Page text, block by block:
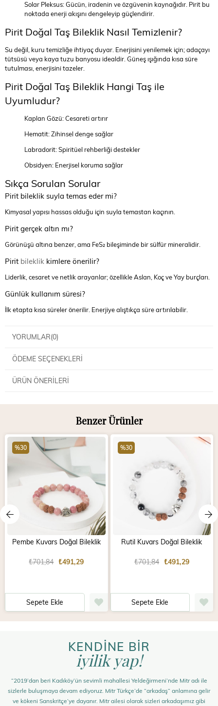
Solar Pleksus: Gücün, iradenin ve özgüvenin kaynağıdır. Pirit bu
noktada enerji akışını dengeleyip güçlendirir.
Pirit Doğal Taş Bileklik Nasıl Temizlenir?
Su değil, kuru temizliğe ihtiyaç duyar. Enerjisini yenilemek için; adaçayı
tütsüsü veya kaya tuzu banyosu idealdir. Güneş ışığında kısa süre
tutulması, enerjisini tazeler.
Pirit Doğal Taş Bileklik Hangi Taş ile
Uyumludur?
Kaplan Gözü: Cesareti artırır
Hematit: Zihinsel denge sağlar
Labradorit: Spiritüel rehberliği destekler
Obsidyen: Enerjisel koruma sağlar
Sıkça Sorulan Sorular
Pirit bileklik suyla temas eder mi?
Kimyasal yapısı hassas olduğu için suyla temastan kaçının.
Pirit gerçek altın mı?
Görünüşü altına benzer, ama FeS₂ bileşiminde bir sülfür mineralidir.
Pirit bileklik kimlere önerilir?
Liderlik, cesaret ve netlik arayanlar; özellikle Aslan, Koç ve Yay burçları.
Günlük kullanım süresi?
İlk etapta kısa süreler önerilir. Enerjiye alıştıkça süre artırılabilir.
YORUMLAR(0)
ÖDEME SEÇENEKLERI
ÜRÜN ÖNERILERI
Benzer Ürünler
Pembe Kuvars Doğal Bileklik
₺491,29
₺701,84
Sepete Ekle
%30
Rutil Kuvars Doğal Bileklik
₺491,29
₺701,84
Sepete Ekle
%30
KENDİNE BİR
iyilik yap!
“2019’dan beri Kadıköy’ün sevimli mahallesi Yeldeğirmeni’nde Mitr adı ile
sizlerle buluşmaya devam ediyoruz. Mitr Türkçe’de “arkadaş” anlamına gelir
ve kökeni Sanskritçe’ye dayanır. Mitr ailesi olarak sizleri arkadaşımız gibi